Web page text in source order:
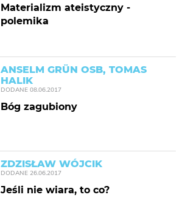
Materializm ateistyczny -
polemika
ANSELM GRÜN OSB, TOMAS
HALIK
DODANE 08.06.2017
Bóg zagubiony
ZDZISŁAW WÓJCIK
DODANE 26.06.2017
Jeśli nie wiara, to co?